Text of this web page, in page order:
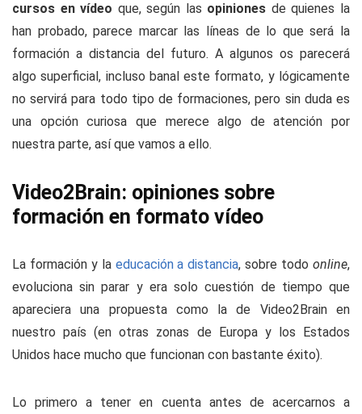
cursos en vídeo que, según las opiniones de quienes la
han probado, parece marcar las líneas de lo que será la
formación a distancia del futuro. A algunos os parecerá
algo superficial, incluso banal este formato, y lógicamente
no servirá para todo tipo de formaciones, pero sin duda es
una opción curiosa que merece algo de atención por
nuestra parte, así que vamos a ello.
Video2Brain: opiniones sobre
formación en formato vídeo
La formación y la educación a distancia, sobre todoonline,
evoluciona sin parar y era solo cuestión de tiempo que
apareciera una propuesta como la de Video2Brain en
nuestro país (en otras zonas de Europa y los Estados
Unidos hace mucho que funcionan con bastante éxito).
Lo primero a tener en cuenta antes de acercarnos a